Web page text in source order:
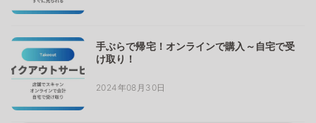
手ぶらで帰宅！オンラインで購入～自宅で受
け取り！
2024年08月30日